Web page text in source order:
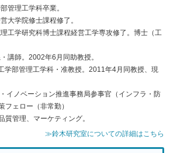
管理工学科卒業。
大学院修士課程修了。
工学研究科博士課程経営工学専攻修了。博士（工
講師。2002年6月同助教授。
学部管理工学科・准教授。2011年4月同教授、現
イノベーション推進事務局参事官（インフラ・防
フェロー（非常勤）
質管理、マーケティング。
≫鈴木研究室についての詳細はこちら